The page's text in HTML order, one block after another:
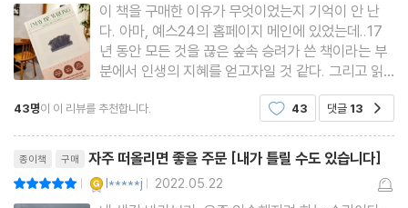
이 책을 구매한 이유가 무엇이었는지 기억이 안 난
다. 아마, 예스24의 홈페이지 메인에 있었는데..17
년 동안 모든 것을 끊은 숲속 승려가 쓴 책이라는 부
분에서 인생의 지혜를 얻고자일 것 같다. 그리고 읽
어나간 이 책은 몇 마디의 기억에 남은 말들과, 마지
막 죽음에 대한 부분에서의 폭풍 눈물일 것이다. 죽
자하는 요즘이기에, 내
43명이 이 리뷰를 추천합니다. 43 댓글 13
종이책 구매 자주 떠올리면 좋을 주문 [내가 틀릴 수도 있습니다]
| l*****j | 2022.05.22